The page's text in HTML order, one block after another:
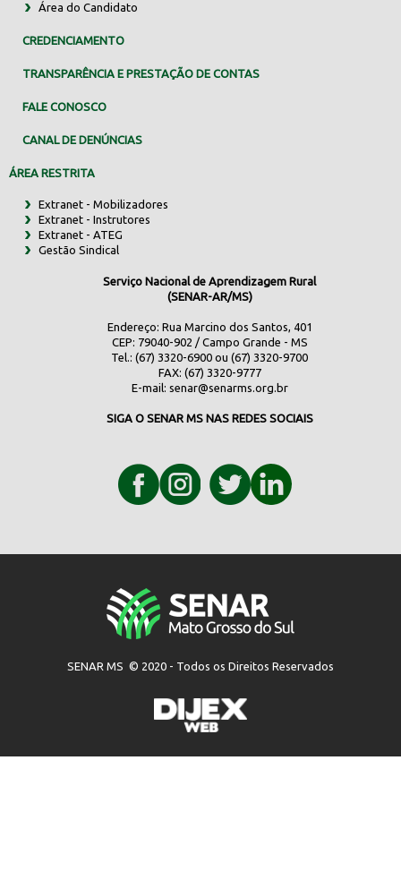
Área do Candidato
CREDENCIAMENTO
TRANSPARÊNCIA E PRESTAÇÃO DE CONTAS
FALE CONOSCO
CANAL DE DENÚNCIAS
ÁREA RESTRITA
Extranet - Mobilizadores
Extranet - Instrutores
Extranet - ATEG
Gestão Sindical
Serviço Nacional de Aprendizagem Rural
(SENAR-AR/MS)
Endereço: Rua Marcino dos Santos, 401
CEP: 79040-902 / Campo Grande - MS
Tel.: (67) 3320-6900 ou (67) 3320-9700
FAX: (67) 3320-9777
E-mail: senar@senarms.org.br
SIGA O SENAR MS NAS REDES SOCIAIS
SENAR MS © 2020 - Todos os Direitos Reservados